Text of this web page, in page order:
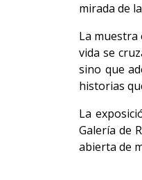
mirada de
La muestra
vida se
sino que
historias
La
Galería de
abierta de